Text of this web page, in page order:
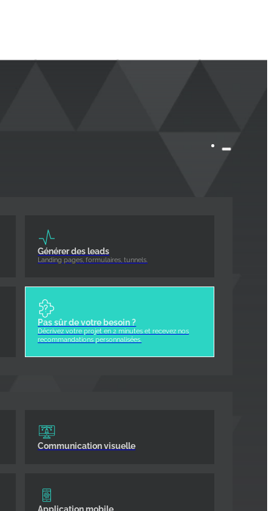
Générer des leads
Landing pages, formulaires, tunnels.
Pas sûr de votre besoin ?
Décrivez votre projet en 2 minutes et recevez nos
recommandations personnalisées.
Communication visuelle